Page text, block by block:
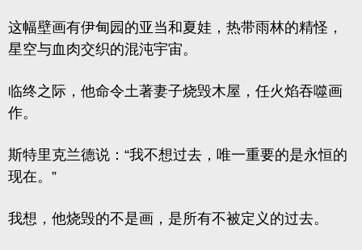
这幅壁画有伊甸园的亚当和夏娃，热带雨林的精怪，
星空与血肉交织的混沌宇宙。
临终之际，他命令土著妻子烧毁木屋，任火焰吞噬画
作。
斯特里克兰德说：“我不想过去，唯一重要的是永恒的
现在。”
我想，他烧毁的不是画，是所有不被定义的过去。